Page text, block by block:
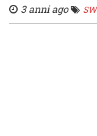
3 anni ago